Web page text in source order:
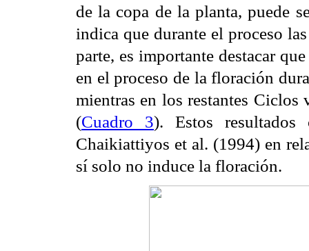
de la copa de la planta, puede
indica que durante el proceso
parte, es importante destacar
en el proceso de la floración
mientras en los restantes
(Cuadro 3). Estos
Chaikiattiyos et al. (1994) en
sí solo no induce la floración.